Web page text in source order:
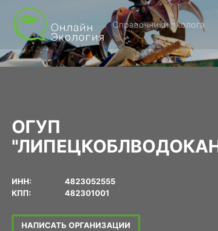
Справочники эколога
ОГУП
ИНН:
4823052555
КПП:
482301001
НАПИСАТЬ ОРГАНИЗАЦИИ